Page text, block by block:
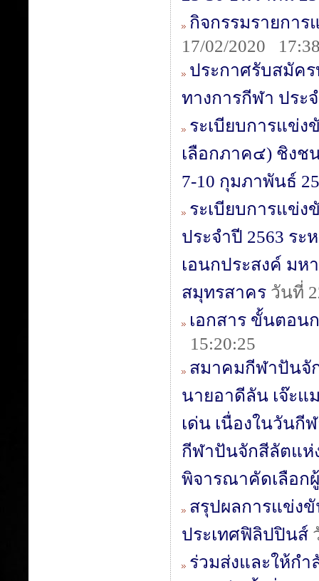
กิจกรรมรายกา
17/02/2020
ประกาศรับสมัค
ทางการกีฬา ประ
ระเบียบการแข่
เลือกภาค๔) ชิงช
7-10 กุมภาพันธ์
ระเบียบการแข่
ประจำปี 2563 ระ
เอนกประสงค์ มห
สมุทรสาคร วันที่
เอกสาร ขั้นตอ
15:20:25
สมาคมกีฬาปันจั
นายอาดีลัน เจ๊ะแ
เด่น เนื่องในวันกี
กีฬาปันจักสีลัตแห่
พิจารณาคัดเลือก
สรุปผลการแข่ง
ประเทศฟิลิปปินส์
ร่วมส่งและให้ก